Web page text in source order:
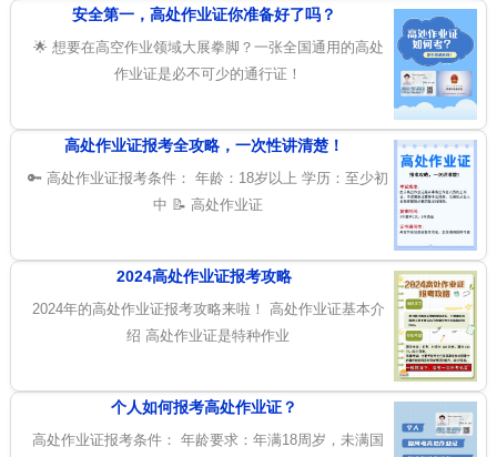
安全第一，高处作业证你准备好了吗？
🌟 想要在高空作业领域大展拳脚？一张全国通用的高处
作业证是必不可少的通行证！
高处作业证报考全攻略，一次性讲清楚！
🔑 高处作业证报考条件： 年龄：18岁以上 学历：至少初
中 📝 高处作业证
2024高处作业证报考攻略
2024年的高处作业证报考攻略来啦！ 高处作业证基本介
绍 高处作业证是特种作业
个人如何报考高处作业证？
高处作业证报考条件： 年龄要求：年满18周岁，未满国